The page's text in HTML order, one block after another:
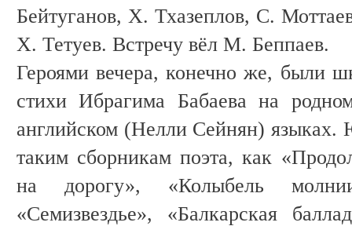
Бейтуганов, Х. Тхазеплов, С.
Х. Тетуев. Встречу вёл М. Беппаев.
Героями вечера, конечно же, были
стихи Ибрагима Бабаева на
английском (Нелли Сейнян) языках.
таким сборникам поэта, как
на дорогу», «Колыбель
«Семизвездье», «Балкарская